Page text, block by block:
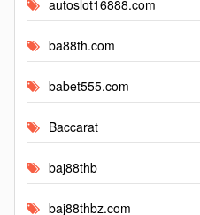
autoslot16888.com
ba88th.com
babet555.com
Baccarat
baj88thb
baj88thbz.com